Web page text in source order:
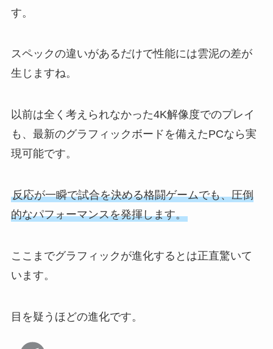
す。
スペックの違いがあるだけで性能には雲泥の差が
生じますね。
以前は全く考えられなかった4K解像度でのプレイ
も、最新のグラフィックボードを備えたPCなら実
現可能です。
反応が一瞬で試合を決める格闘ゲームでも、圧倒
的なパフォーマンスを発揮します。
ここまでグラフィックが進化するとは正直驚いて
います。
目を疑うほどの進化です。